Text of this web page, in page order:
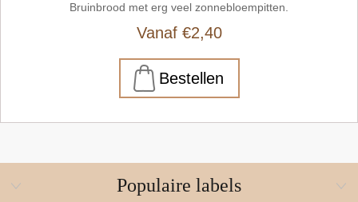
Bruinbrood met erg veel zonnebloempitten.
Vanaf €2,40
Populaire labels